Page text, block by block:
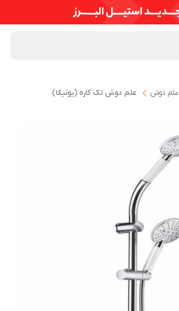
علم دوش علم دوش تک کاره (یونیکا)